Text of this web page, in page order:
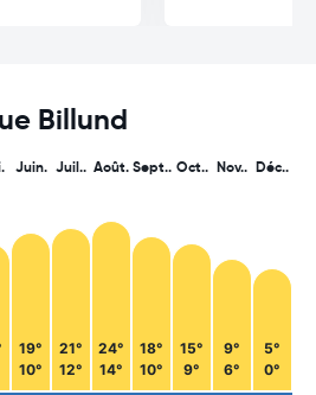
Billund
Juin.
19°
10°
Juil..
21°
12°
Août.
24°
14°
Sept..
18°
10°
Oct..
15°
9°
Nov..
9°
6°
Déc..
5°
0°